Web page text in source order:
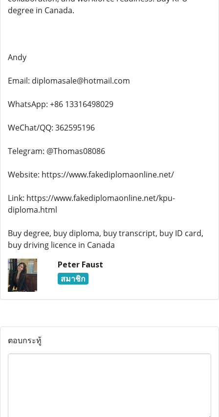
degree in Canada.
Andy
Email: diplomasale@hotmail.com
WhatsApp: +86 13316498029
WeChat/QQ: 362595196
Telegram: @Thomas08086
Website: https://www.fakediplomaonline.net/
Link: https://www.fakediplomaonline.net/kpu-
diploma.html
Buy degree, buy diploma, buy transcript, buy ID card,
buy driving licence in Canada
Peter Faust
สมาชิก
ตอบกระทู้